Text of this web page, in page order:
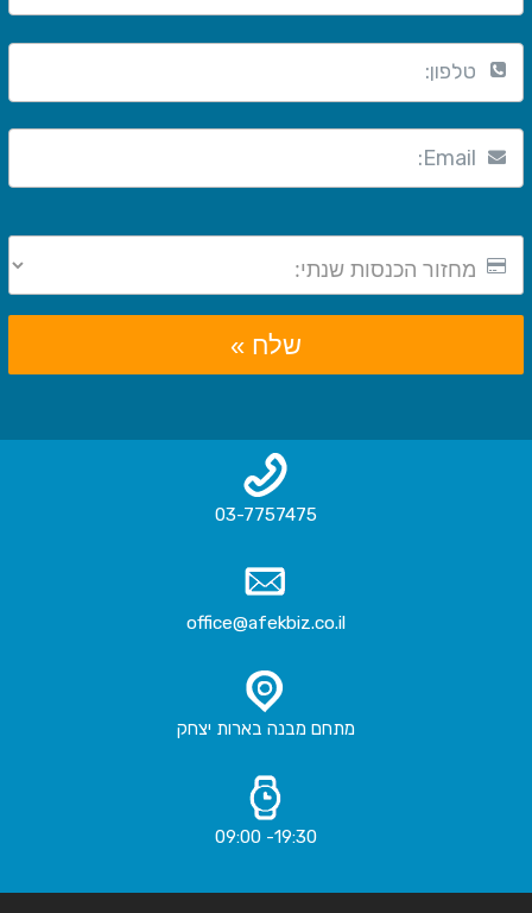
טלפון:
Email:
שלח »
03-7757475
office@afekbiz.co.il
מתחם מבנה בארות יצחק
19:30- 09:00